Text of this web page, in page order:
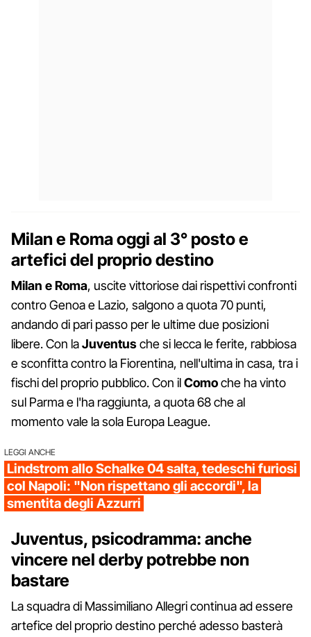
Milan e Roma oggi al 3° posto e
artefici del proprio destino
Milan e Roma, uscite vittoriose dai rispettivi confronti
contro Genoa e Lazio, salgono a quota 70 punti,
andando di pari passo per le ultime due posizioni
libere. Con laJuventusche si lecca le ferite, rabbiosa
e sconfitta contro la Fiorentina, nell'ultima in casa, tra i
fischi del proprio pubblico. Con ilComoche ha vinto
sul Parma e l'ha raggiunta, a quota 68 che al
momento vale la sola Europa League.
LEGGI ANCHE
Lindstrom allo Schalke 04 salta, tedeschi furiosi
col Napoli: "Non rispettano gli accordi", la
smentita degli Azzurri
Juventus, psicodramma: anche
vincere nel derby potrebbe non
bastare
La squadra di Massimiliano Allegri continua ad essere
artefice del proprio destino perché adesso basterà